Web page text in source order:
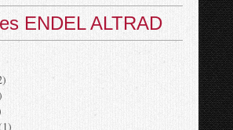
ENDEL ALTRAD